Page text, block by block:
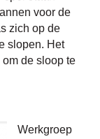
voor de
zich op de
slopen. Het
de sloop te
Werkgroep